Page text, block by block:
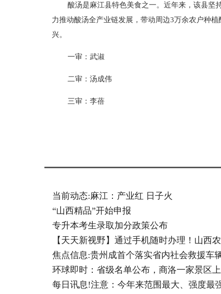
酸汤是麻江县特色美食之一。近年来，该县坚
力推动酸汤全产业链发展，带动周边3万余农户种
兴。
一审：武淑
二审：汤成伟
三审：李蓓
当前动态:麻江：产业红 日子火
“山西精品”开始申报
专升本考生录取加分政策公布
【天天新视野】通过手机随时办理！山西
焦点信息:贵州成首个落实省内社会救援车
环球即时：省级名单公布，商洛一家景区
每日讯息!注意：今年来范围最大、强度最